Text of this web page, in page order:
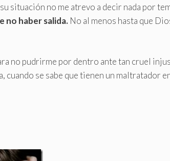
situación no me atrevo a decir nada por
no haber salida. No al menos hasta que
no pudrirme por dentro ante tan cruel
cuando se sabe que tienen un maltratador